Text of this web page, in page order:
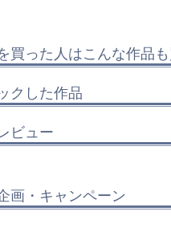
買った人はこんな作品
クした作品
ビュー
画・キャンペーン